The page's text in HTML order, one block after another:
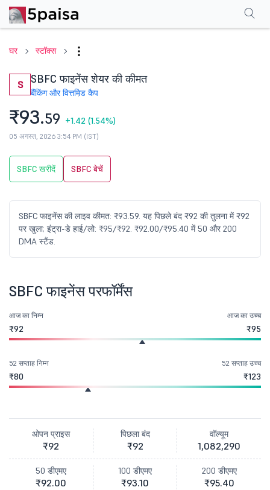
घर स्टॉक्स
S SBFC फाइनेंस शेयर की कीमत
बैंकिंग और वित्तमिड कैप
₹93.59 +1.42 (1.54%)
05 अगस्त, 2026 3:54 PM (IST)
SBFC खरीदें SBFC बेचें
SBFC फाइनेंस की लाइव कीमत: ₹93.59. यह पिछले बंद ₹92 की तुलना में ₹92
पर खुला; इंट्रा-डे हाई/लो: ₹95/₹92. ₹92.00/₹95.40 में 50 और 200
DMA स्टैंड.
परफॉर्मेंसफाइनेंशियल्स सामान्य प्रश्न
SBFC फाइनेंस परफॉर्मेंस
आज का निम्न
₹92
आज का उच्च
₹95
52 सप्ताह निम्न
₹80
52 सप्ताह उच्च
₹123
ओपन प्राइस
₹92
पिछला बंद
₹92
वॉल्यूम
1,082,290
50 डीएमए
₹92.00
100 डीएमए
₹93.10
200 डीएमए
₹95.40